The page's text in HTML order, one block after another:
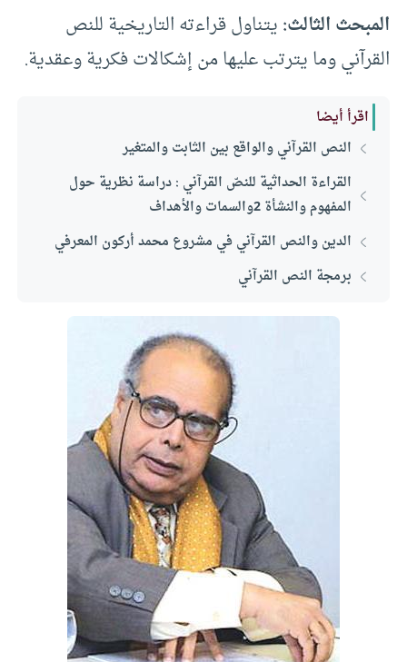
المبحث الثالث:يتناول قراءته التاريخية للنص
القرآني وما يترتب عليها من إشكالات فكرية وعقدية.
اقرأ أيضا
النص القرآني والواقع بين الثابت والمتغير
القراءة الحداثية للنصّ القرآني : دراسة نظرية حول
المفهوم والنشأة 2والسمات والأهداف
الدين والنص القرآني في مشروع محمد أركون المعرفي
برمجة النص القرآني